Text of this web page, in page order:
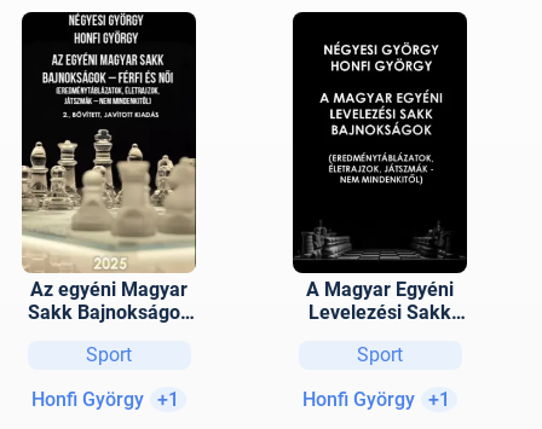
Az egyéni Magyar
Sakk Bajnokságok
(Eredménytáblázat
játszmák - nem
Sport
Honfi György +1
A Magyar Egyéni
Levelezési Sakk
Sport
Honfi György +1